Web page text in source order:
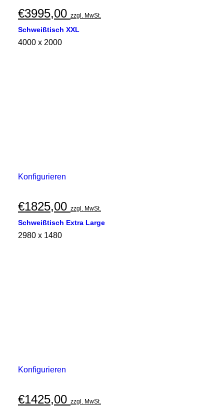
€3995,00 zzgl. MwSt.
Schweißtisch XXL
4000 x 2000
Konfigurieren
€1825,00 zzgl. MwSt.
Schweißtisch Extra Large
2980 x 1480
Konfigurieren
€1425,00 zzgl. MwSt.